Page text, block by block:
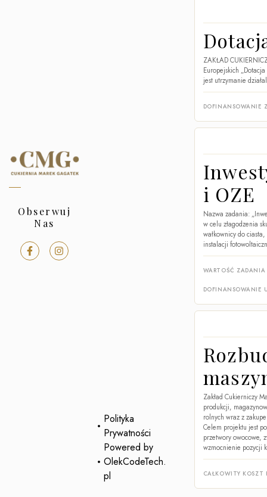
Obserwuj
Nas
Polityka
Prywatności
Powered by
OlekCodeTech.
pl
ZAKŁAD
Europejskich
jest utrzymanie
DOFINANSOWANIE
i OZE
Nazwa zadania:
w celu złagodzenia
wałkownicy do
instalacji
WARTOŚĆ ZADANIA
DOFINANSOWANIE
Zakład Cukierniczy
produkcji,
rolnych wraz z
Celem projektu jest
przetwory owocowe,
wzmocnienie pozycji
CAŁKOWITY KOSZT